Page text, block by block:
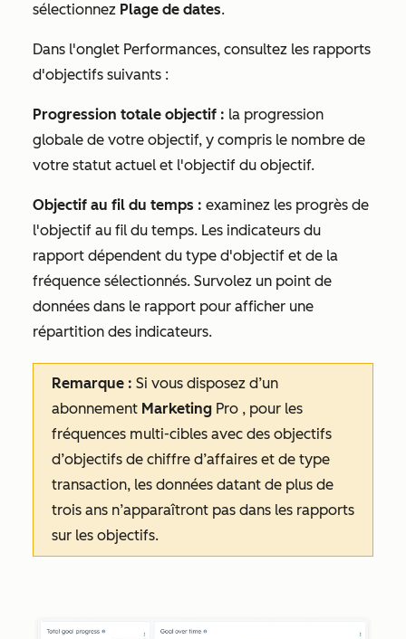
sélectionnez Plage de dates.
Dans l'onglet Performances, consultez les rapports
d'objectifs suivants :
Progression totale objectif : la progression
globale de votre objectif, y compris le nombre de
votre statut actuel et l'objectif du objectif.
Objectif au fil du temps : examinez les progrès de
l'objectif au fil du temps. Les indicateurs du
rapport dépendent du type d'objectif et de la
fréquence sélectionnés. Survolez un point de
données dans le rapport pour afficher une
répartition des indicateurs.
Remarque : Si vous disposez d’un
abonnement Marketing Pro , pour les
fréquences multi-cibles avec des objectifs
d’objectifs de chiffre d’affaires et de type
transaction, les données datant de plus de
trois ans n’apparaîtront pas dans les rapports
sur les objectifs.